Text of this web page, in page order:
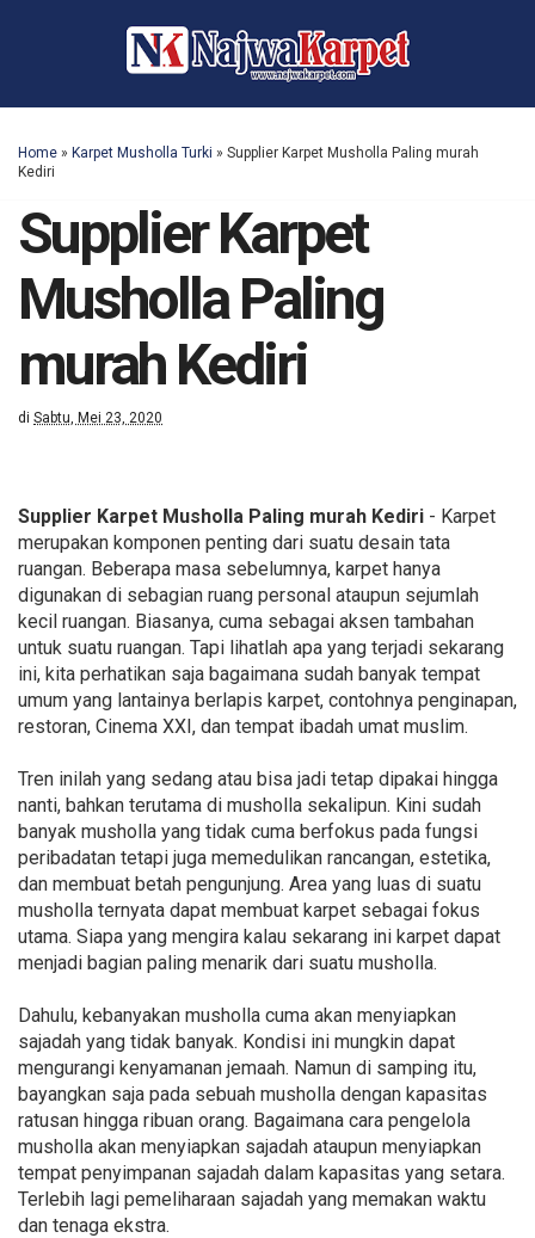
Home » Karpet Musholla Turki » Supplier Karpet Musholla Paling murah
Kediri
Supplier Karpet
Musholla Paling
murah Kediri
di Sabtu, Mei 23, 2020
Supplier Karpet Musholla Paling murah Kediri - Karpet
merupakan komponen penting dari suatu desain tata
ruangan. Beberapa masa sebelumnya, karpet hanya
digunakan di sebagian ruang personal ataupun sejumlah
kecil ruangan. Biasanya, cuma sebagai aksen tambahan
untuk suatu ruangan. Tapi lihatlah apa yang terjadi sekarang
ini, kita perhatikan saja bagaimana sudah banyak tempat
umum yang lantainya berlapis karpet, contohnya penginapan,
restoran, Cinema XXI, dan tempat ibadah umat muslim.
Tren inilah yang sedang atau bisa jadi tetap dipakai hingga
nanti, bahkan terutama di musholla sekalipun. Kini sudah
banyak musholla yang tidak cuma berfokus pada fungsi
peribadatan tetapi juga memedulikan rancangan, estetika,
dan membuat betah pengunjung. Area yang luas di suatu
musholla ternyata dapat membuat karpet sebagai fokus
utama. Siapa yang mengira kalau sekarang ini karpet dapat
menjadi bagian paling menarik dari suatu musholla.
Dahulu, kebanyakan musholla cuma akan menyiapkan
sajadah yang tidak banyak. Kondisi ini mungkin dapat
mengurangi kenyamanan jemaah. Namun di samping itu,
bayangkan saja pada sebuah musholla dengan kapasitas
ratusan hingga ribuan orang. Bagaimana cara pengelola
musholla akan menyiapkan sajadah ataupun menyiapkan
tempat penyimpanan sajadah dalam kapasitas yang setara.
Terlebih lagi pemeliharaan sajadah yang memakan waktu
dan tenaga ekstra.